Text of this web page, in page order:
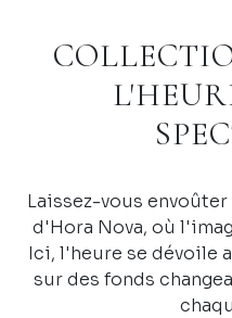
Laissez-vous
d'Hora Nova, où
Ici, l'heure se dévoile
sur des fonds